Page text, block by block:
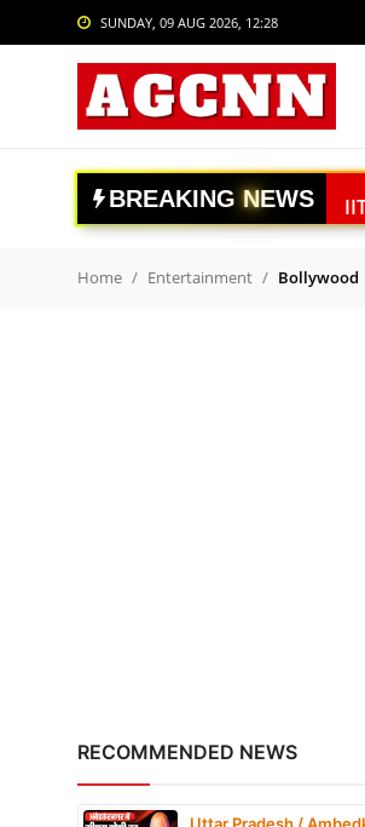
SUNDAY, 09 AUG 2026, 12:28
Login
National
International
Business
BREAKING NEWS
Home Entertainment Bollywood
RECOMMENDED NEWS